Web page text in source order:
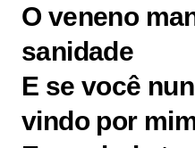
O veneno
sanidade
E se você
vindo por